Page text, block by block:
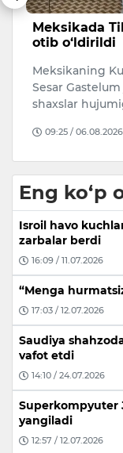
Bugun, 7-
kuzatiladi?
7 AVGUSTGA
dan 7 avgust
Eng ko‘p
Isroil havo
zarbalar berdi
16:09 / 11.07.2026
“Menga
17:03 / 12.07.2026
Saudiya
vafot etdi
14:10 / 24.07.2026
Superkompyuter
yangiladi
12:57 / 12.07.2026